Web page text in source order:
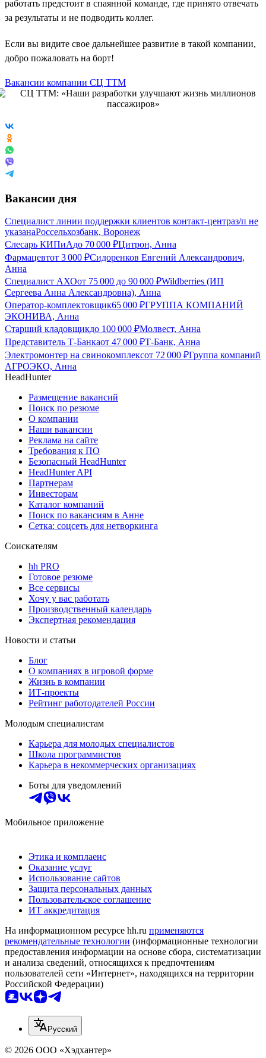
работать предстоит в спаянной команде, где принято отвечать
за результаты и не подводить коллег.
Если вы видите свое дальнейшее развитие в такой компании,
добро пожаловать на борт!
Вакансии компании СЦ ТТМ
Вакансии дня
Специалист линии поддержки клиентов контакт-центраз/п не
указанаРоссельхозбанк, Воронеж
Слесарь КИПиАдо 70 000 ₽Цитрон, Анна
Фармацевтот 3 000 ₽Сидоренков Евгений Александрович,
Анна
Специалист АХОот 75 000 до 90 000 ₽Wildberries (ИП
Сергеева Анна Александровна), Анна
Оператор-комплектовщик65 000 ₽ГРУППА КОМПАНИЙ
ЭКОНИВА, Анна
Старший кладовщикдо 100 000 ₽Молвест, Анна
Представитель Т-Банкаот 47 000 ₽Т-Банк, Анна
Электромонтер на свинокомплексот 72 000 ₽Группа компаний
АГРОЭКО, Анна
HeadHunter
Размещение вакансий
Поиск по резюме
О компании
Наши вакансии
Реклама на сайте
Требования к ПО
Безопасный HeadHunter
HeadHunter API
Партнерам
Инвесторам
Каталог компаний
Поиск по вакансиям в Анне
Сетка: соцсеть для нетворкинга
Соискателям
hh PRO
Готовое резюме
Все сервисы
Хочу у вас работать
Производственный календарь
Экспертная рекомендация
Новости и статьи
Блог
О компаниях в игровой форме
Жизнь в компании
ИТ-проекты
Рейтинг работодателей России
Молодым специалистам
Карьера для молодых специалистов
Школа программистов
Карьера в некоммерческих организациях
Боты для уведомлений
Мобильное приложение
Этика и комплаенс
Оказание услуг
Использование сайтов
Защита персональных данных
Пользовательское соглашение
ИТ аккредитация
На информационном ресурсе hh.ru применяются
рекомендательные технологии (информационные технологии
предоставления информации на основе сбора, систематизации
и анализа сведений, относящихся к предпочтениям
пользователей сети «Интернет», находящихся на территории
Российской Федерации)
Русский
© 2026 ООО «Хэдхантер»